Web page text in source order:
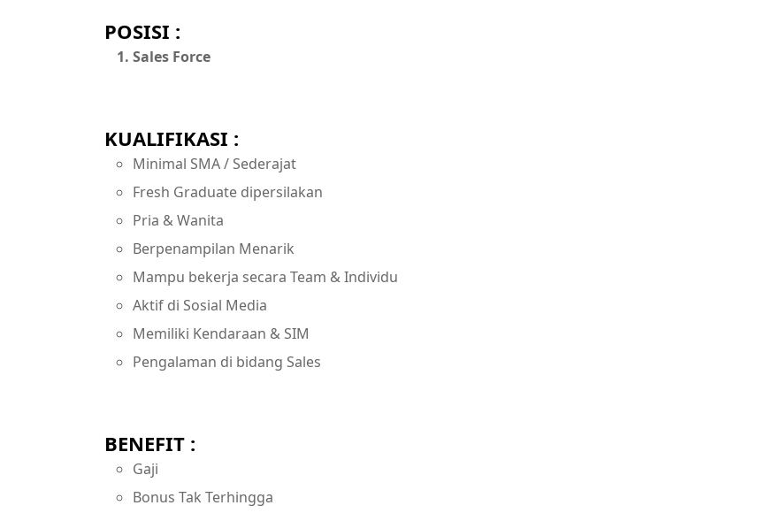
POSISI :
Sales Force
KUALIFIKASI :
Minimal SMA / Sederajat
Fresh Graduate dipersilakan
Pria & Wanita
Berpenampilan Menarik
Mampu bekerja secara Team & Individu
Aktif di Sosial Media
Memiliki Kendaraan & SIM
Pengalaman di bidang Sales
BENEFIT :
Gaji
Bonus Tak Terhingga